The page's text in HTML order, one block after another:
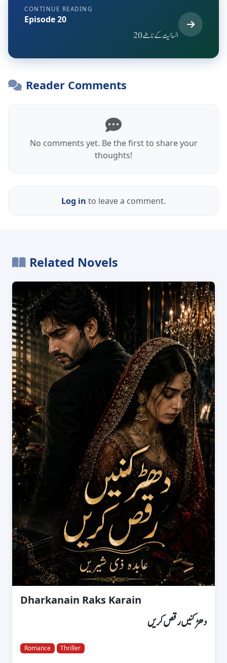
CONTINUE READING
Episode 20
انسانیت کے ناطے20
Reader Comments
No comments yet. Be the first to share your
thoughts!
Log in to leave a comment.
Related Novels
Dharkanain Raks Karain
دھڑکنیں رقص کریں
Romance Thriller